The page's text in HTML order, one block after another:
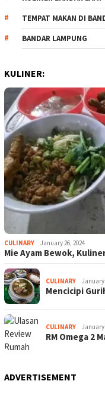
TEMPAT MAKAN DI
BANDAR LAMPUNG
KULINER:
CULINARY January 26, 2024
Mie Ayam Bewok,
CULINARY January
Mencicipi
CULINARY January
RM Omega 2
ADVERTISEMENT